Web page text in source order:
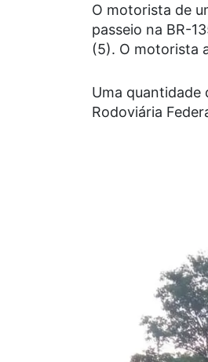
O motorista de
passeio na BR-
(5). O motorista
Uma quantidade
Rodoviária